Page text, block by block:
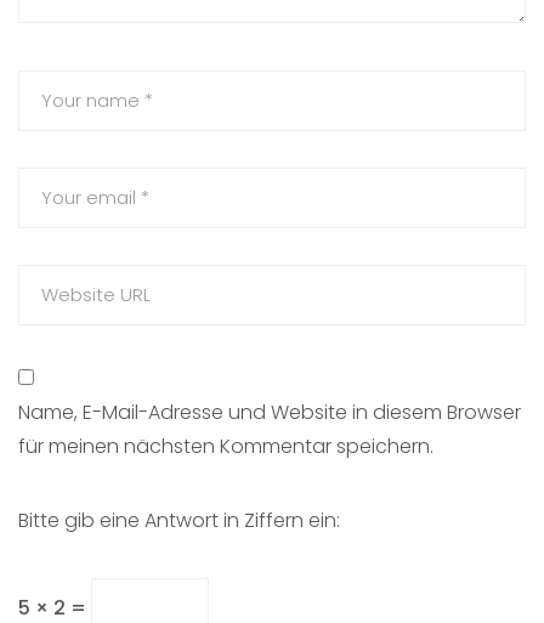
Name, E-Mail-Adresse und Website in diesem Browser
für meinen nächsten Kommentar speichern.
Bitte gib eine Antwort in Ziffern ein:
5 × 2 =